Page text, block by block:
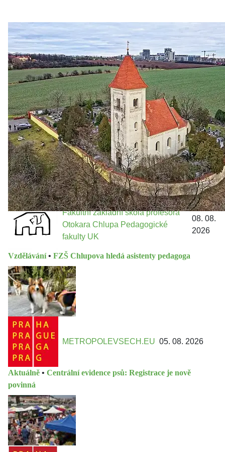
Zastanem se 03. 08. 2026
Politika • Volební seriál #02: Nová výstavba v jihozápadním
městě
Jakými nástroji navrhujete vstupovat z pozice ÚMČ Praha
13 do procesů developerské výstavby např. v lokalitě
Třebonice a Chaby, kterou umožňuje nově schválený
Metropolitn...
Fakultní základní škola profesora
Otokara Chlupa Pedagogické
fakulty UK
08. 08.
2026
Vzdělávání • FZŠ Chlupova hledá asistenty pedagoga
METROPOLEVSECH.EU 05. 08. 2026
Aktuálně • Centrální evidence psů: Registrace je nově
povinná